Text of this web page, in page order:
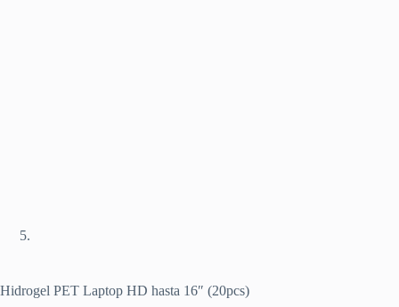
Hidrogel PET Laptop HD hasta 16″ (20pcs)